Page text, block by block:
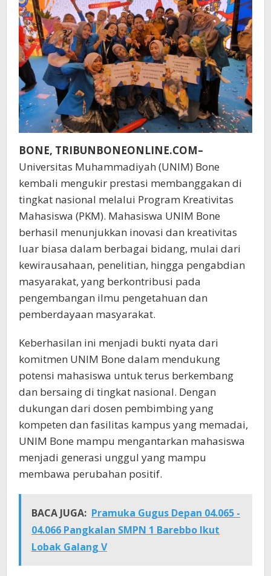
BONE, TRIBUNBONEONLINE.COM–
Universitas Muhammadiyah (UNIM) Bone
kembali mengukir prestasi membanggakan di
tingkat nasional melalui Program Kreativitas
Mahasiswa (PKM). Mahasiswa UNIM Bone
berhasil menunjukkan inovasi dan kreativitas
luar biasa dalam berbagai bidang, mulai dari
kewirausahaan, penelitian, hingga pengabdian
masyarakat, yang berkontribusi pada
pengembangan ilmu pengetahuan dan
pemberdayaan masyarakat.
Keberhasilan ini menjadi bukti nyata dari
komitmen UNIM Bone dalam mendukung
potensi mahasiswa untuk terus berkembang
dan bersaing di tingkat nasional. Dengan
dukungan dari dosen pembimbing yang
kompeten dan fasilitas kampus yang memadai,
UNIM Bone mampu mengantarkan mahasiswa
menjadi generasi unggul yang mampu
membawa perubahan positif.
BACA JUGA: Pramuka Gugus Depan 04.065 -
04.066 Pangkalan SMPN 1 Barebbo Ikut
Lobak Galang V